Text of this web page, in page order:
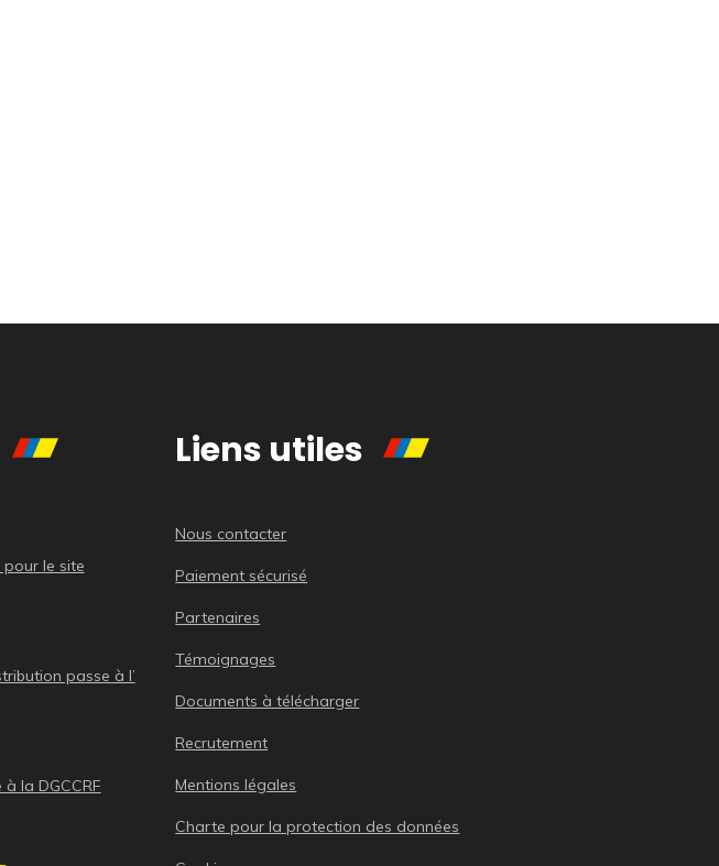
pour le site
passe à l’
la DGCCRF
Liens utiles
Nous contacter
Paiement sécurisé
Partenaires
Témoignages
Documents à télécharger
Recrutement
Mentions légales
Charte pour la protection des données